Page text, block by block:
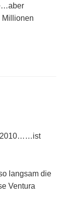
Millionen
2010……ist
langsam die
Ventura